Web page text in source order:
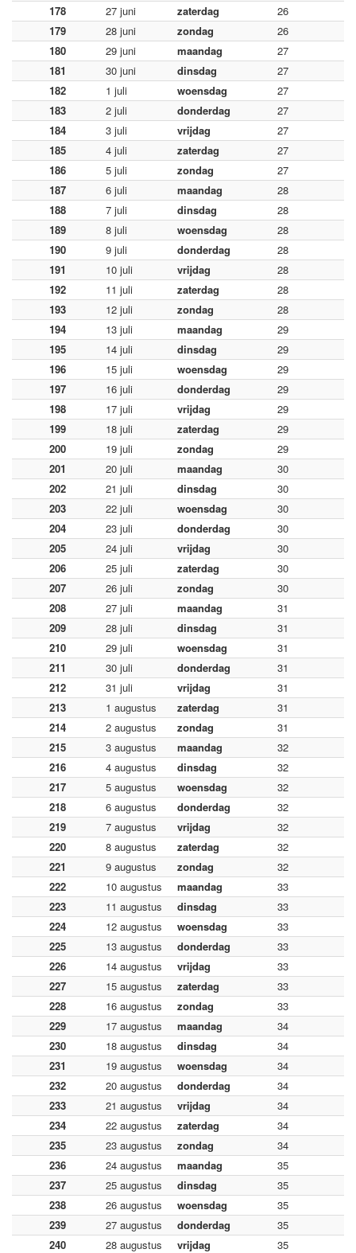
178 27 juni zaterdag
26
179
28 juni zondag
26
180
29 juni maandag
27
181
30 juni dinsdag
27
182
1 juli woensdag
27
183
2 juli donderdag
27
184
3 juli vrijdag
27
185
4 juli zaterdag
27
186
5 juli zondag
27
187
6 juli maandag
28
188
7 juli dinsdag
28
189
8 juli woensdag
28
190
9 juli donderdag
28
191
10 juli vrijdag
28
192
11 juli zaterdag
28
193
12 juli zondag
28
194
13 juli maandag
29
195
14 juli dinsdag
29
196
15 juli woensdag
29
197
16 juli donderdag
29
198
17 juli vrijdag
29
199
18 juli zaterdag
29
200
19 juli zondag
29
201
20 juli maandag
30
202
21 juli dinsdag
30
203
22 juli woensdag
30
204
23 juli donderdag
30
205
24 juli vrijdag
30
206
25 juli zaterdag
30
207
26 juli zondag
30
208
27 juli maandag
31
209
28 juli dinsdag
31
210
29 juli woensdag
31
211
30 juli donderdag
31
212
31 juli vrijdag
31
213
1 augustus zaterdag
31
214
2 augustus zondag
31
215
3 augustus maandag
32
216
4 augustus dinsdag
32
217
5 augustus woensdag
32
218
6 augustus donderdag
32
219
7 augustus vrijdag
32
220
8 augustus zaterdag
32
221
9 augustus zondag
32
222
10 augustus maandag
33
223
11 augustus dinsdag
33
224
12 augustus woensdag
33
225
13 augustus donderdag
33
226
14 augustus vrijdag
33
227
15 augustus zaterdag
33
228
16 augustus zondag
33
229
17 augustus maandag
34
230
18 augustus dinsdag
34
231
19 augustus woensdag
34
232
20 augustus donderdag
34
233
21 augustus vrijdag
34
234
22 augustus zaterdag
34
235
23 augustus zondag
34
236
24 augustus maandag
35
237
25 augustus dinsdag
35
238
26 augustus woensdag
35
239
27 augustus donderdag
35
240
28 augustus vrijdag
35